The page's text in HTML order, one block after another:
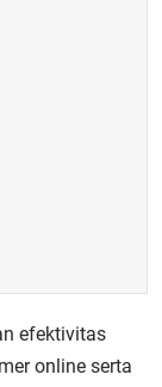
efektivitas
online serta